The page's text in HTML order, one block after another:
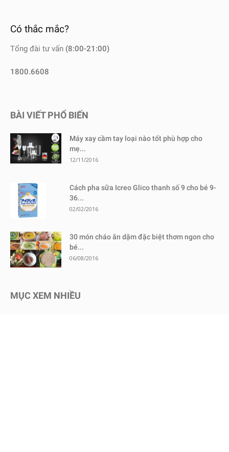
Có thắc mắc?
Tổng đài tư vấn (8:00-21:00)
1800.6608
BÀI VIẾT PHỔ BIẾN
Máy xay cầm tay loại nào tốt phù hợp cho
mẹ...
12/11/2016
Cách pha sữa Icreo Glico thanh số 9 cho bé 9-
36...
02/02/2016
30 món cháo ăn dặm đặc biệt thơm ngon cho
bé...
06/08/2016
MỤC XEM NHIỀU